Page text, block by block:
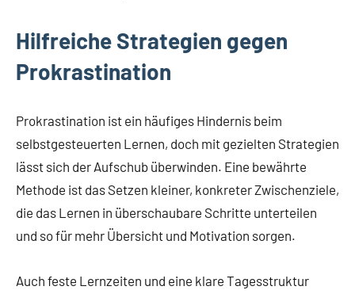
Hilfreiche Strategien gegen
Prokrastination
Prokrastination ist ein häufiges Hindernis beim
selbstgesteuerten Lernen, doch mit gezielten Strategien
lässt sich der Aufschub überwinden. Eine bewährte
Methode ist das Setzen kleiner, konkreter Zwischenziele,
die das Lernen in überschaubare Schritte unterteilen
und so für mehr Übersicht und Motivation sorgen.
Auch feste Lernzeiten und eine klare Tagesstruktur